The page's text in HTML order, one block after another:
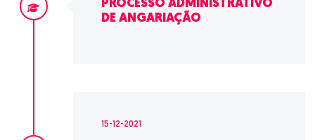
PROCESSO ADMINISTRATIVO
DE ANGARIAÇÃO
15-12-2021